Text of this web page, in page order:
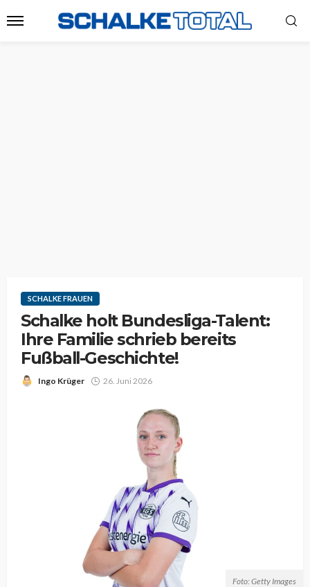
SCHALKE FRAUEN
Schalke holt Bundesliga-Talent:
Ihre Familie schrieb bereits
Fußball-Geschichte!
Ingo Krüger 26. Juni 2026
Foto: Getty Images